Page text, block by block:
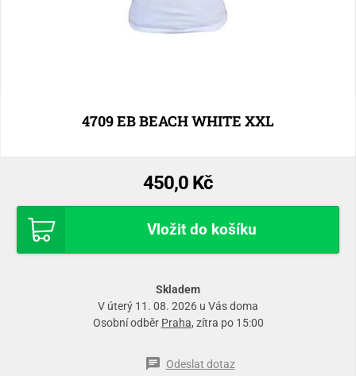
4709 EB BEACH WHITE XXL
450,0 Kč
Vložit do košíku
Skladem
V úterý 11. 08. 2026 u Vás doma
Osobní odběr Praha, zítra po 15:00
Odeslat dotaz